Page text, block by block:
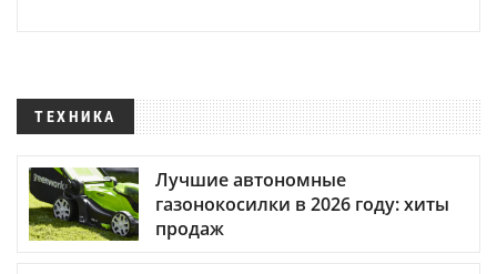
ТЕХНИКА
Лучшие автономные
газонокосилки в 2026 году: хиты
продаж